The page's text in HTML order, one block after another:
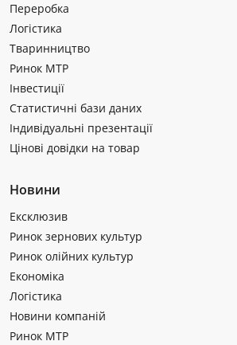
Переробка
Логістика
Тваринництво
Ринок МТР
Інвестиції
Статистичні бази даних
Індивідуальні презентації
Цінові довідки на товар
Новини
Ексклюзив
Ринок зернових культур
Ринок олійних культур
Економіка
Логістика
Новини компаній
Ринок МТР